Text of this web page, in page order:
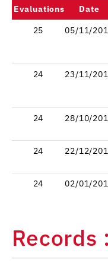
Evaluations Date
25
05/11/
24 23/11/
24 28/10/
24 22/12/
24 02/01/
Records